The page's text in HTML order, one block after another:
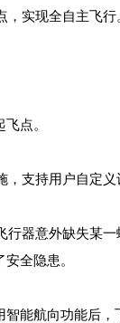
实现全自主飞行
点。
支持用户自定义
器意外缺失某
全隐患。
能航向功能后，